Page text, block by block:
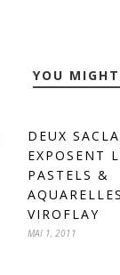
YOU
DEUX
EXPOSENT
PASTELS &
VIROFLAY
MAI 1, 2011